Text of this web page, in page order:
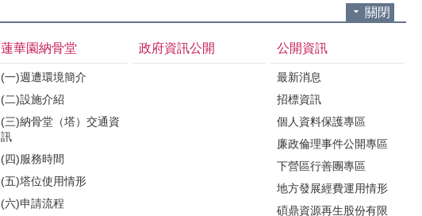
關閉
蓮華園納骨堂
(一)週遭環境簡介
(二)設施介紹
(三)納骨堂（塔）交通資
訊
(四)服務時間
(五)塔位使用情形
(六)申請流程
政府資訊公開 公開資訊
最新消息
招標資訊
個人資料保護專區
廉政倫理事件公開專區
下營區行善團專區
地方發展經費運用情形
碩鼎資源再生股份有限